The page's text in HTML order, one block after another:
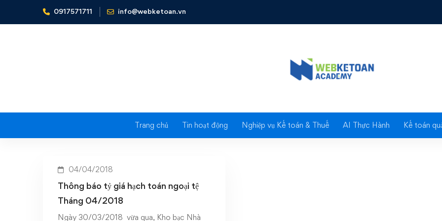
0917571711 info@webketoan.vn
Trang chủ Tin hoạt động Nghiệp vụ Kế toán & Thuế AI Thực Hành Kế toán
Home Thông báo tỷ giá hạch toán ngoại tệ Tháng 04/2018
Tháng 04/2018
04/04/2018
Thông báo tỷ giá hạch toán ngoại tệ
Tháng 04/2018
Ngày 30/03/2018 vừa qua, Kho bạc Nhà